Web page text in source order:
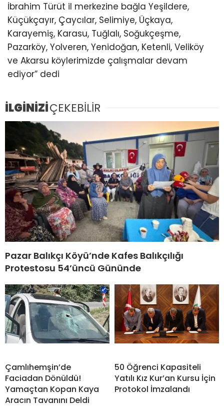
İbrahim Türüt il merkezine bağla Yeşildere,
Küçükçayır, Çaycılar, Selimiye, Üçkaya,
Karayemiş, Karasu, Tuğlalı, Soğukçeşme,
Pazarköy, Yolveren, Yenidoğan, Ketenli, Veliköy
ve Akarsu köylerimizde çalışmalar devam
ediyor” dedi
İLGİNİZİÇEKEBİLİR
Pazar Balıkçı Köyü’nde Kafes Balıkçılığı
Protestosu 54’üncü Gününde
Çamlıhemşin’de
Faciadan Dönüldü!
Yamaçtan Kopan Kaya
Aracın Tavanını Deldi
50 Öğrenci Kapasiteli
Yatılı Kız Kur’an Kursu İçin
Protokol İmzalandı